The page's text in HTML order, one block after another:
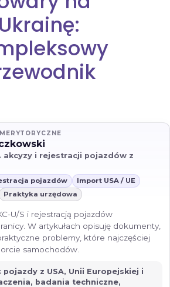
Ukrainę:
akcyzy i rejestracji pojazdów z
pojazdów
Import USA / UE
Praktyka urzędowa
U/S i rejestracją pojazdów
W artykułach opisuję dokumenty,
problemy, które najczęściej
samochodów.
z USA, Unii Europejskiej i
badania techniczne,